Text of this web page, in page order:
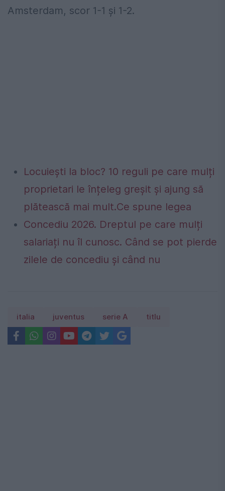
Amsterdam, scor 1-1 și 1-2.
Locuiești la bloc? 10 reguli pe care mulți
proprietari le înțeleg greșit și ajung să
plătească mai mult.Ce spune legea
Concediu 2026. Dreptul pe care mulți
salariați nu îl cunosc. Când se pot pierde
zilele de concediu și când nu
italia juventus serie A titlu